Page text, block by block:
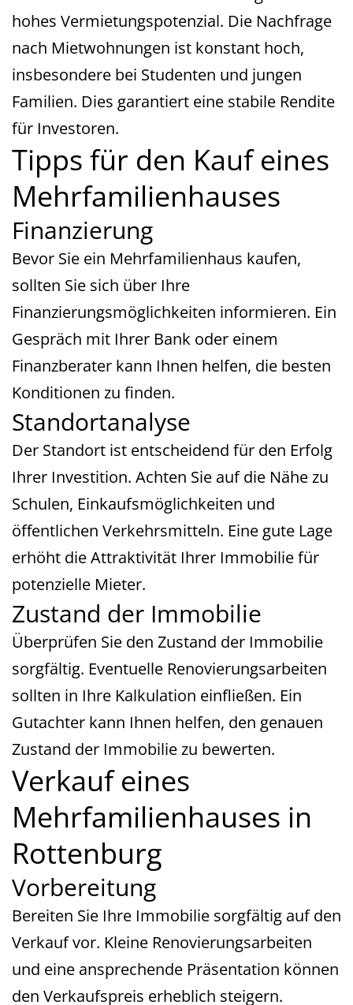
hohes Vermietungspotenzial. Die Nachfrage
nach Mietwohnungen ist konstant hoch,
insbesondere bei Studenten und jungen
Familien. Dies garantiert eine stabile Rendite
für Investoren.
Tipps für den Kauf eines
Mehrfamilienhauses
Finanzierung
Bevor Sie ein Mehrfamilienhaus kaufen,
sollten Sie sich über Ihre
Finanzierungsmöglichkeiten informieren. Ein
Gespräch mit Ihrer Bank oder einem
Finanzberater kann Ihnen helfen, die besten
Konditionen zu finden.
Standortanalyse
Der Standort ist entscheidend für den Erfolg
Ihrer Investition. Achten Sie auf die Nähe zu
Schulen, Einkaufsmöglichkeiten und
öffentlichen Verkehrsmitteln. Eine gute Lage
erhöht die Attraktivität Ihrer Immobilie für
potenzielle Mieter.
Zustand der Immobilie
Überprüfen Sie den Zustand der Immobilie
sorgfältig. Eventuelle Renovierungsarbeiten
sollten in Ihre Kalkulation einfließen. Ein
Gutachter kann Ihnen helfen, den genauen
Zustand der Immobilie zu bewerten.
Verkauf eines
Mehrfamilienhauses in
Rottenburg
Vorbereitung
Bereiten Sie Ihre Immobilie sorgfältig auf den
Verkauf vor. Kleine Renovierungsarbeiten
und eine ansprechende Präsentation können
den Verkaufspreis erheblich steigern.